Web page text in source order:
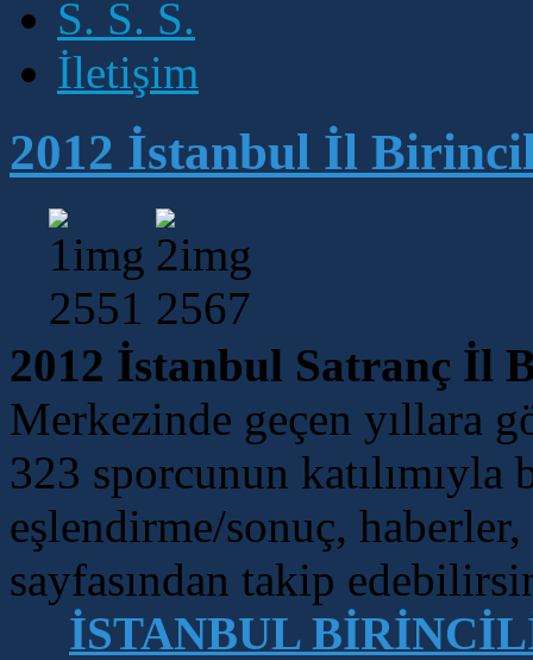
S. S. S.
İletişim
2012 İstanbul İl
2012 İstanbul Satranç İl
Merkezinde geçen yıllara
323 sporcunun
eşlendirme/sonuç,
sayfasından takip
İSTANBUL